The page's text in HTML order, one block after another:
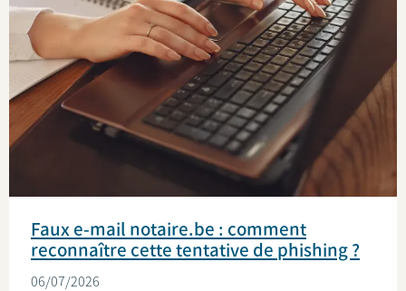
Faux e-mail notaire.be : comment
reconnaître cette tentative de phishing ?
06/07/2026